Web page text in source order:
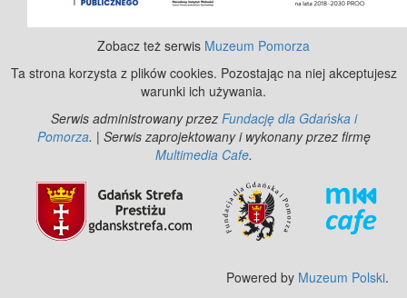
Zobacz też serwis Muzeum Pomorza
Ta strona korzysta z plików cookies. Pozostając na niej akceptujesz
warunki ich używania.
Serwis administrowany przez Fundację dla Gdańska i
Pomorza. | Serwis zaprojektowany i wykonany przez firmę
Multimedia Cafe.
Powered by Muzeum Polski.